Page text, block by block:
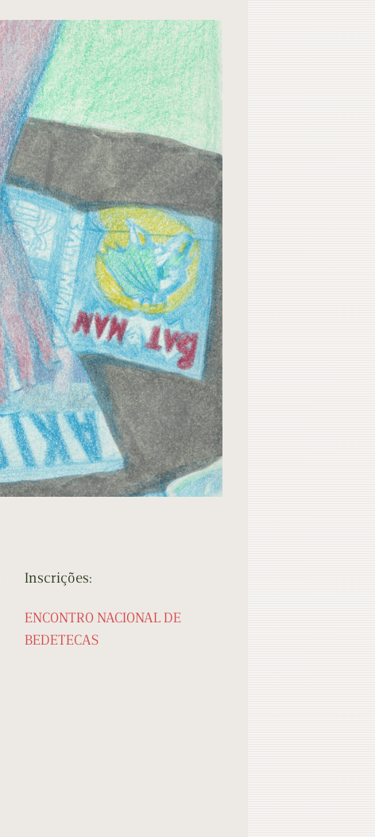
Inscrições:
ENCONTRO NACIONAL DE
BEDETECAS